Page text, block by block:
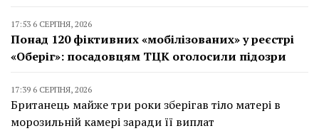
17:53 6 СЕРПНЯ, 2026
Понад 120 фіктивних «мобілізованих» у реєстрі
«Оберіг»: посадовцям ТЦК оголосили підозри
17:39 6 СЕРПНЯ, 2026
Британець майже три роки зберігав тіло матері в
морозильній камері заради її виплат